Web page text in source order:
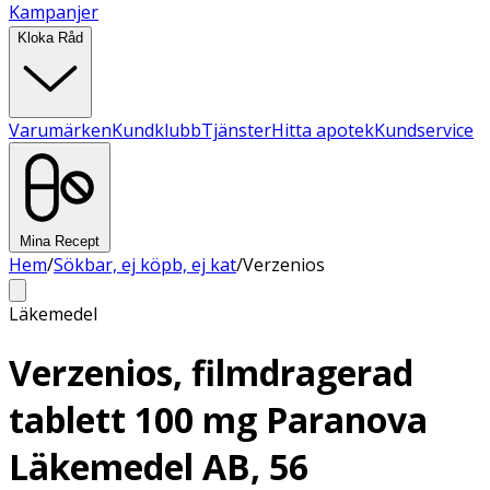
Kampanjer
Kloka Råd
VarumärkenKundklubbTjänsterHitta apotekKundservice
Mina Recept
Hem/Sökbar, ej köpb, ej kat/Verzenios
Läkemedel
Verzenios, filmdragerad
tablett 100 mg Paranova
Läkemedel AB, 56